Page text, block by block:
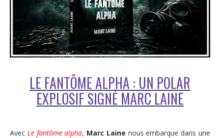
LE FANTÔME ALPHA : UN POLAR
EXPLOSIF SIGNÉ MARC LAINE
Avec Le fantôme alpha, Marc Laine nous embarque dans une